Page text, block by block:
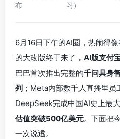
布
习）
6月16日下午的AI圈，热闹得
的大改版终于来了， AI版支付
巴巴首次推出完整的千问具身
列 ；Meta内部数千人直播里员
DeepSeek完成中国AI史上最
估值突破500亿美元。下面把
一次说透。